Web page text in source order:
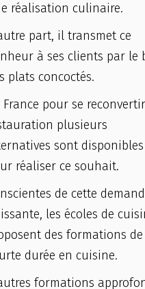
réalisation culinaire.
part, il transmet ce
à ses clients par le
plats concoctés.
France pour se
plusieurs
sont disponibles
réaliser ce souhait.
de cette
les écoles de
des formations de
durée en cuisine.
formations